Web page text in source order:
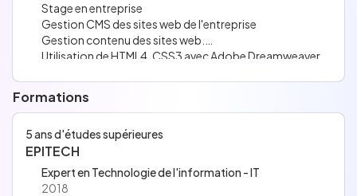
en PHP 7, JavaScript
et MySQL, résolution de bugs et optimisation des foncti
onnalités.
Supervision du développement de l'application mobile A
ndroid et iOS, avec
gestion des devis, validation des fonctionnalités, tests e
t mises à jour.
Stage en entreprise
Gestion CMS des sites web de l'entreprise
Gestion contenu des sites web.
Utilisation de HTML4, CSS3 avec Adobe Dreamweaver
Formations
5 ans d'études supérieures
EPITECH
Expert en Technologie de l'information - IT
2018